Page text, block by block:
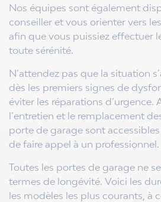
Nos équipes sont également
conseiller et vous orienter vers
afin que vous puissiez effectuer
toute sérénité.
N’attendez pas que la situation
dès les premiers signes de
éviter les réparations d’urgence.
l’entretien et le remplacement
porte de garage sont
de faire appel à un professionnel.
Toutes les portes de garage ne
termes de longévité. Voici les
les modèles les plus courants, à